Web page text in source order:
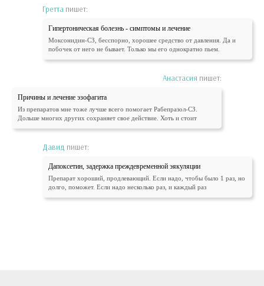
Гретта пишет:
Гипертоническая болезнь - симптомы и лечение
Моксонидин-СЗ, бесспорно, хорошее средство от давления. Да и
побочек от него не бывает. Только мы его однократно пьем.
Анастасия пишет:
Причины и лечение эзофагита
Из препаратов мне тоже лучше всего помогает Рабепразол-СЗ.
Дольше многих других сохраняет свое действие. Хоть и стоит
Давид пишет:
Дапоксетин, задержка преждевременной эякуляции
Препарат хороший, продлевающий. Если надо, чтобы было 1 раз, но
долго, поможет. Если надо несколько раз, и каждый раз